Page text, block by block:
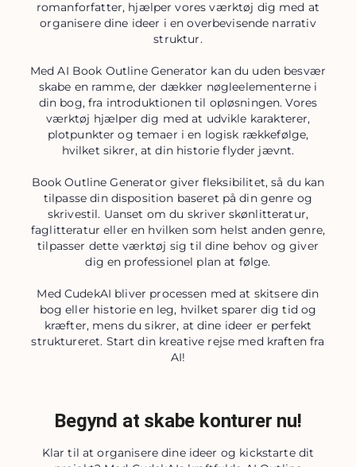
romanforfatter, hjælper vores værktøj dig med at
organisere dine ideer i en overbevisende narrativ
struktur.
Med AI Book Outline Generator kan du uden besvær
skabe en ramme, der dækker nøgleelementerne i
din bog, fra introduktionen til opløsningen. Vores
værktøj hjælper dig med at udvikle karakterer,
plotpunkter og temaer i en logisk rækkefølge,
hvilket sikrer, at din historie flyder jævnt.
Book Outline Generator giver fleksibilitet, så du kan
tilpasse din disposition baseret på din genre og
skrivestil. Uanset om du skriver skønlitteratur,
faglitteratur eller en hvilken som helst anden genre,
tilpasser dette værktøj sig til dine behov og giver
dig en professionel plan at følge.
Med CudekAI bliver processen med at skitsere din
bog eller historie en leg, hvilket sparer dig tid og
kræfter, mens du sikrer, at dine ideer er perfekt
struktureret. Start din kreative rejse med kraften fra
AI!
Begynd at skabe konturer nu!
Klar til at organisere dine ideer og kickstarte dit